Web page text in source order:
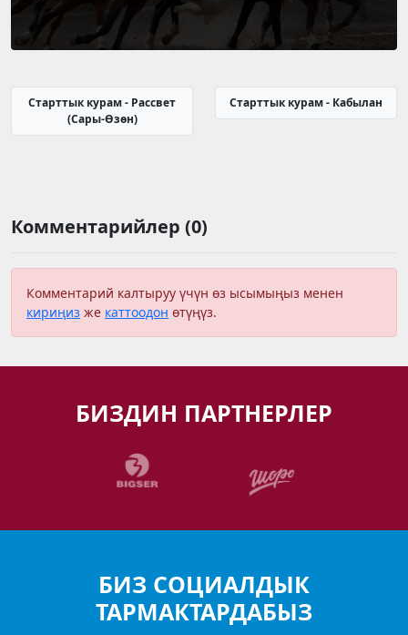
Старттык курам - Рассвет
(Сары-Өзөн)
Старттык курам - Кабылан
Комментарийлер (0)
Комментарий калтыруу үчүн өз ысымыңыз менен
кириңиз же каттоодон өтүңүз.
БИЗДИН ПАРТНЕРЛЕР
БИЗ СОЦИАЛДЫК
ТАРМАКТАРДАБЫЗ